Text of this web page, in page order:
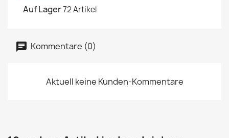
Auf Lager72 Artikel
Kommentare (0)
Aktuell keine Kunden-Kommentare